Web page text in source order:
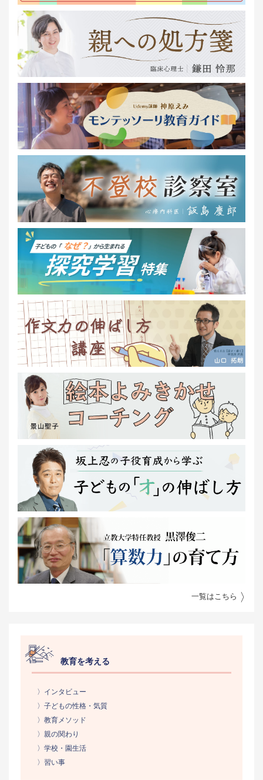
一覧はこちら
教育を考える
〉インタビュー
〉子どもの性格・気質
〉教育メソッド
〉親の関わり
〉学校・園生活
〉習い事